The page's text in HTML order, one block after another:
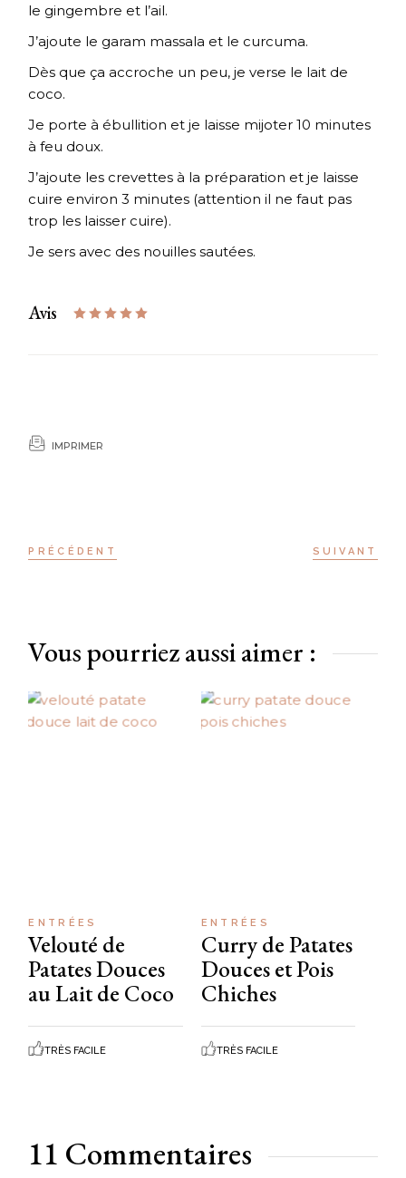
le gingembre et l’ail.
J’ajoute le garam massala et le curcuma.
Dès que ça accroche un peu, je verse le lait de
coco.
Je porte à ébullition et je laisse mijoter 10 minutes
à feu doux.
J’ajoute les crevettes à la préparation et je laisse
cuire environ 3 minutes (attention il ne faut pas
trop les laisser cuire).
Je sers avec des nouilles sautées.
Avis
IMPRIMER
PRÉCÉDENT SUIVANT
Vous pourriez aussi aimer :
ENTRÉES
Velouté de
Patates Douces
au Lait de Coco
TRÈS FACILE
ENTRÉES
Curry de Patates
Douces et Pois
Chiches
TRÈS FACILE
11 Commentaires